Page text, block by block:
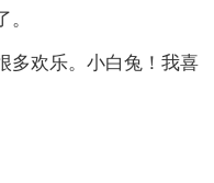
多欢乐。小白兔！我喜